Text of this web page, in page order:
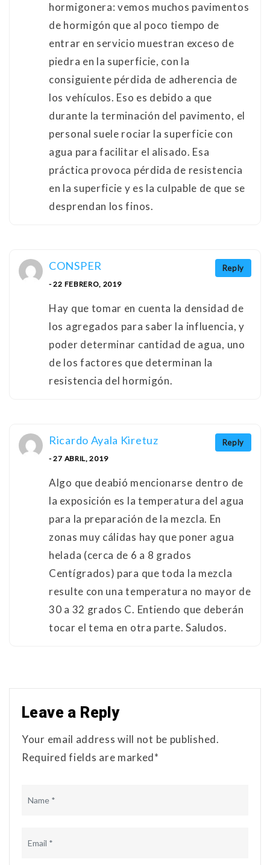
hormigonera: vemos muchos pavimentos
de hormigón que al poco tiempo de
entrar en servicio muestran exceso de
piedra en la superficie, con la
consiguiente pérdida de adherencia de
los vehículos. Eso es debido a que
durante la terminación del pavimento, el
personal suele rociar la superficie con
agua para facilitar el alisado. Esa
práctica provoca pérdida de resistencia
en la superficie y es la culpable de que se
desprendan los finos.
Reply
CONSPER
- 22 FEBRERO, 2019
Hay que tomar en cuenta la densidad de
los agregados para saber la influencia, y
poder determinar cantidad de agua, uno
de los factores que determinan la
resistencia del hormigón.
Reply
Ricardo Ayala Kiretuz
- 27 ABRIL, 2019
Algo que deabió mencionarse dentro de
la exposición es la temperatura del agua
para la preparación de la mezcla. En
zonas muy cálidas hay que poner agua
helada (cerca de 6 a 8 grados
Centígrados) para que toda la mezcla
resulte con una temperatura no mayor de
30 a 32 grados C. Entiendo que deberán
tocar el tema en otra parte. Saludos.
Leave a Reply
Your email address will not be published.
Required fields are marked*